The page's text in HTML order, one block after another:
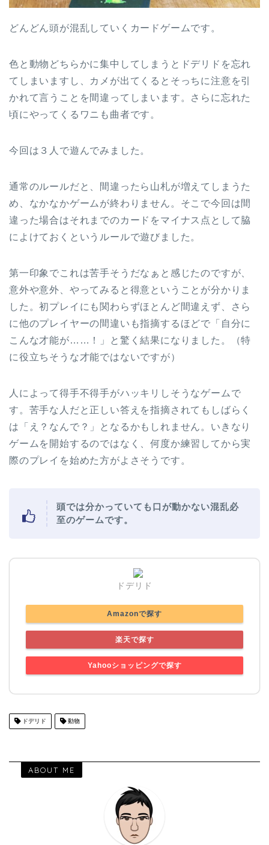
どんどん頭が混乱していくカードゲームです。
色と動物どちらかに集中してしまうとドデリドを忘れ
てしまいますし、カメが出てくるとそっちに注意を引
かれて言うことを間違ってしまいます。さらに忘れた
頃にやってくるワニも曲者です。
今回は３人で遊んでみました。
通常のルールだと、間違ったら山札が増えてしまうた
め、なかなかゲームが終わりません。そこで今回は間
違った場合はそれまでのカードをマイナス点として脇
によけておくというルールで遊びました。
第一印象でこれは苦手そうだなぁと感じたのですが、
意外や意外、やってみると得意ということが分かりま
した。初プレイにも関わらずほとんど間違えず、さら
に他のプレイヤーの間違いも指摘するほどで「自分に
こんな才能が……！」と驚く結果になりました。（特
に役立ちそうな才能ではないですが）
人によって得手不得手がハッキリしそうなゲームで
す。苦手な人だと正しい答えを指摘されてもしばらく
は「え？なんで？」となるかもしれません。いきなり
ゲームを開始するのではなく、何度か練習してから実
際のプレイを始めた方がよさそうです。
頭では分かっていても口が動かない混乱必
至のゲームです。
ドデリド
Amazonで探す
楽天で探す
Yahooショッピングで探す
ドデリド 動物
ABOUT ME